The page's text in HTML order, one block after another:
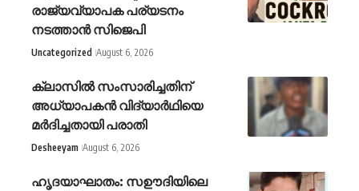
രാജ്യവ്യാപക പര്യടനം
നടത്താൻ സിജെപി
Uncategorized August 6, 2026
ക്ലാസില്‍ സംസാരിച്ചതിന്
അധ്യാപകന്‍ വിദ്യാര്‍ഥിയെ
മര്‍ദിച്ചതായി പരാതി
Desheeyam August 6, 2026
ഹൃദയാഘാതം: സഊദിയിലെ